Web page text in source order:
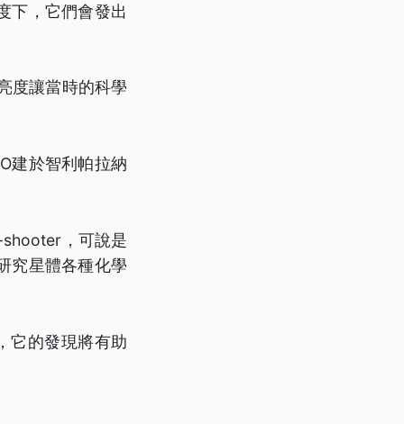
下，它們會發出
度讓當時的科學
建於智利帕拉納
shooter，可說是
究星體各種化學
它的發現將有助